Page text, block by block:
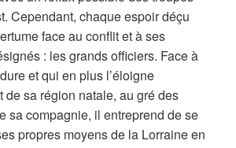
Cependant, chaque espoir déçu
face au conflit et à ses
: les grands officiers. Face à
et qui en plus l’éloigne
de sa région natale, au gré des
sa compagnie, il entreprend de se
propres moyens de la Lorraine en